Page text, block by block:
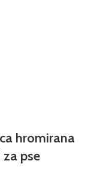
hromirana
za pse